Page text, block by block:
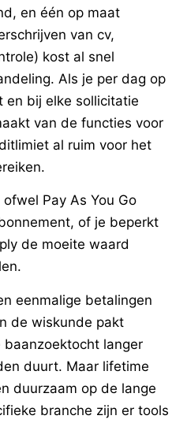
en één op maat
van cv,
kost al snel
Als je per dag op
en bij elke sollicitatie
van de functies voor
al ruim voor het
Pay As You Go
of je beperkt
de moeite waard
eenmalige betalingen
de wiskunde pakt
langer
duurt. Maar lifetime
duurzaam op de lange
branche zijn er tools